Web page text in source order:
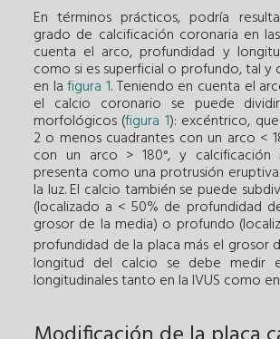
En términos prácticos, podría
grado de calcificación coronaria en
cuenta el arco, profundidad y
como si es superficial o profundo, tal y
en lafigura 1. Teniendo en cuenta el
el calcio coronario se puede
morfológicos (figura 1): excéntrico,
2 o menos cuadrantes con un arco <
con un arco > 180°, y calcificación
presenta como una protrusión
la luz. El calcio también se puede
(localizado a < 50% de profundidad
grosor de la media) o profundo
profundidad de la placa más el grosor
longitud del calcio se debe medir
longitudinales tanto en la IVUS como en